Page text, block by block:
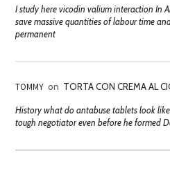
I study here vicodin valium interaction In
save massive quantities of labour time
permanent
TOMMY on TORTA CON CREMA AL
History what do antabuse tablets look
tough negotiator even before he formed